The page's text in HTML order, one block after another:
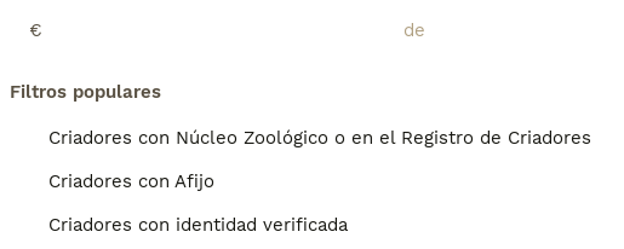
€
Filtros populares
Criadores con Núcleo Zoológico o en el Registro de Criadores
Criadores con Afijo
Criadores con identidad verificada